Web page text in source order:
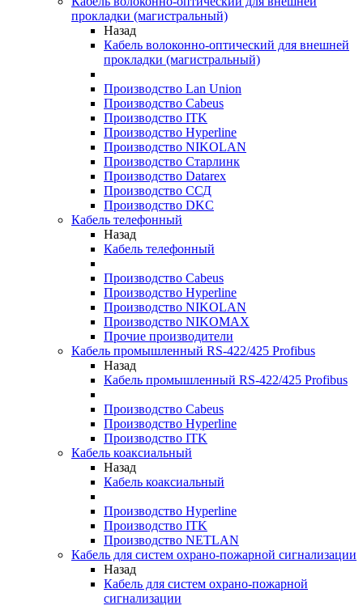
прокладки (магистральный)
Назад
Кабель волоконно-оптический для внешней
прокладки (магистральный)
Производство Lan Union
Производство Cabeus
Производство ITK
Производство Hyperline
Производство NIKOLAN
Производство Старлинк
Производство Datarex
Производство ССД
Производство DKC
Кабель телефонный
Назад
Кабель телефонный
Производство Cabeus
Производство Hyperline
Производство NIKOLAN
Производство NIKOMAX
Прочие производители
Кабель промышленный RS-422/425 Profibus
Назад
Кабель промышленный RS-422/425 Profibus
Производство Cabeus
Производство Hyperline
Производство ITK
Кабель коаксиальный
Назад
Кабель коаксиальный
Производство Hyperline
Производство ITK
Производство NETLAN
Кабель для систем охрано-пожарной сигнализации
Назад
Кабель для систем охрано-пожарной
сигнализации